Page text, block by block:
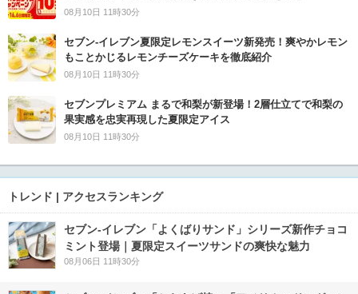
08月10日 11時30分
セブン‐イレブン夏限定レモンスイーツ新発売！爽やかレモン
もことかじるレモンチーズケーキを徹底紹介
08月10日 11時30分
セブンプレミアム まるで和梨が新登場！2層仕立てで和梨の
果実感を忠実再現した夏限定アイス
08月10日 11時30分
トレンド | アクセスランキング
セブン‐イレブン「よくばりサンド」シリーズ新作チョコ
ミント登場｜夏限定スイーツサンドの爽快な魅力
08月06日 11時30分